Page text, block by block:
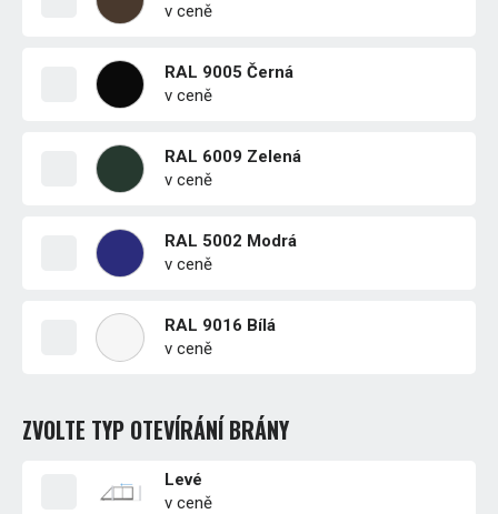
v ceně
RAL 9005 Černá
v ceně
RAL 6009 Zelená
v ceně
RAL 5002 Modrá
v ceně
RAL 9016 Bílá
v ceně
ZVOLTE TYP OTEVÍRÁNÍ BRÁNY
Levé
v ceně